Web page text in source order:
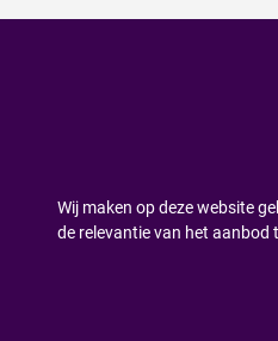
Wij maken op deze website
de relevantie van het aanbod